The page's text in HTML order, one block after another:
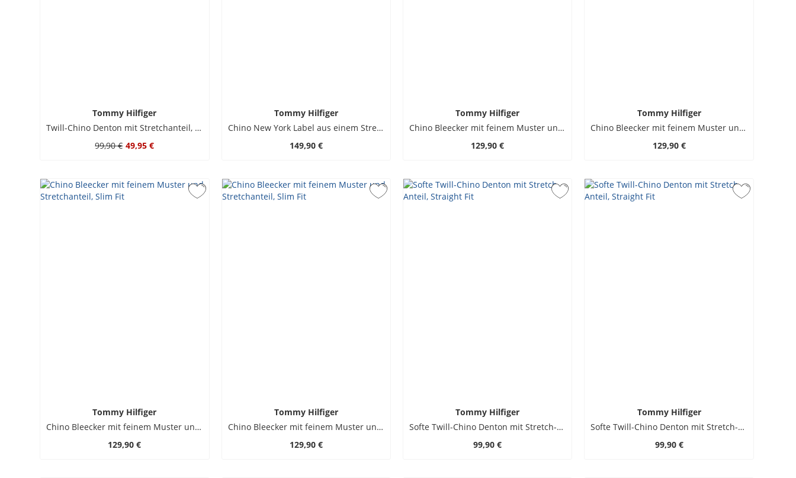
Tommy Hilfiger
Twill-Chino Denton mit Stretchanteil, Slim Straight Fit
99,90 € 49,95 €
Tommy Hilfiger
Chino New York Label aus einem Stretch-Mix, Straight Fit
149,90 €
Tommy Hilfiger
Chino Bleecker mit feinem Muster und Stretchanteil, Slim Fit
129,90 €
Tommy Hilfiger
Chino Bleecker mit feinem Muster und Stretchanteil, Slim Fit
129,90 €
Tommy Hilfiger
Chino Bleecker mit feinem Muster und Stretchanteil, Slim Fit
129,90 €
Tommy Hilfiger
Chino Bleecker mit feinem Muster und Stretchanteil, Slim Fit
129,90 €
Tommy Hilfiger
Softe Twill-Chino Denton mit Stretch-Anteil, Straight Fit
99,90 €
Tommy Hilfiger
Softe Twill-Chino Denton mit Stretch-Anteil, Straight Fit
99,90 €